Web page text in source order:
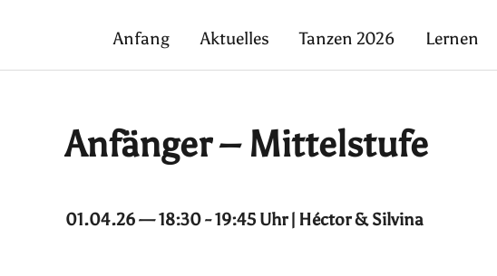
Anfang Aktuelles Tanzen 2026 Lernen
Anfänger – Mittelstufe
01.04.26 — 18:30 - 19:45 Uhr | Héctor & Silvina